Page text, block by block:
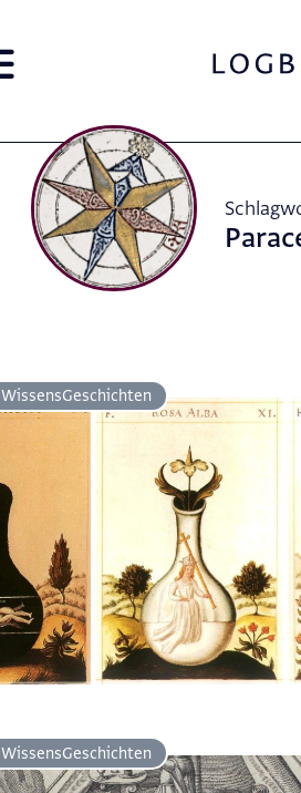
Wissens­Geschichten
Wissens­Geschichten